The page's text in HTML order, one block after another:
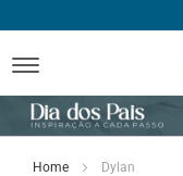
Home Dylan